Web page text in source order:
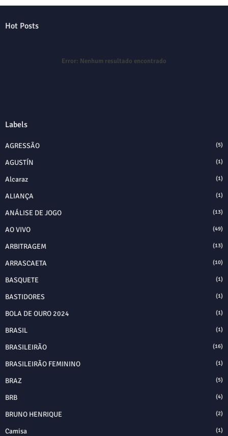
Hot Posts
Error: Nenhum resultado encontrado
Labels
AGRESSÃO (5)
AGUSTÍN (1)
Alcaraz (1)
ALIANÇA (1)
ANÁLISE DE JOGO (13)
AO VIVO (49)
ARBITRAGEM (13)
ARRASCAETA (10)
BASQUETE (1)
BASTIDORES (1)
BOLA DE OURO 2024 (1)
BRASIL (1)
BRASILEIRÃO (16)
BRASILEIRÃO FEMININO (1)
BRAZ (5)
BRB (4)
BRUNO HENRIQUE (2)
Camisa (1)